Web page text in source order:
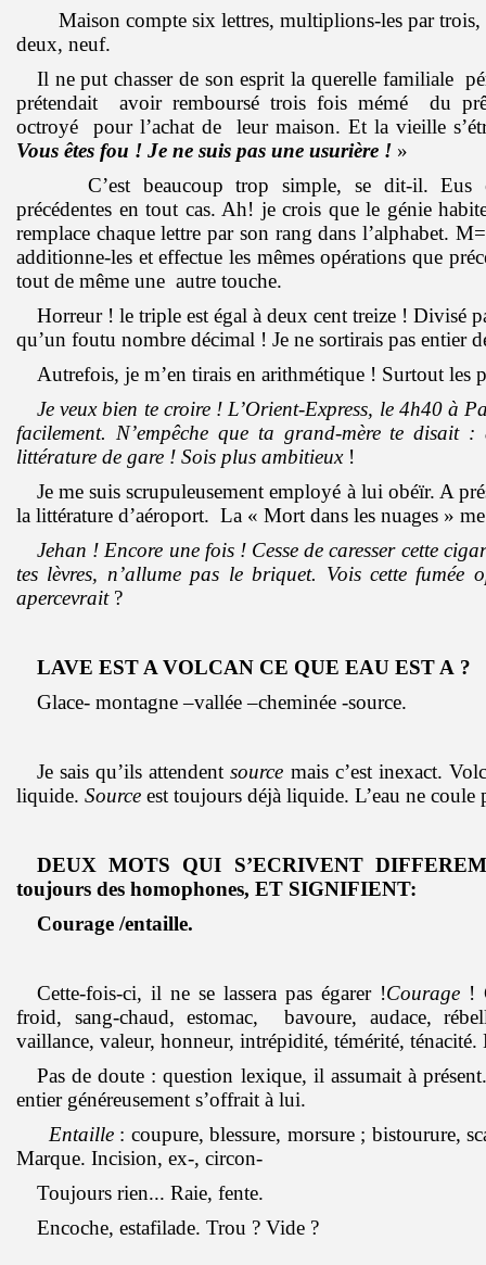
Maison compte six lettres, multiplions-les par
deux, neuf.
Il ne put chasser de son esprit la querelle familiale
prétendait avoir remboursé trois fois mémé du
octroyé pour l’achat de leur maison. Et la vieille
Vous êtes fou ! Je ne suis pas une usurière ! »
C’est beaucoup trop simple, se dit-il. Eus
précédentes en tout cas. Ah! je crois que le génie
remplace chaque lettre par son rang dans l’alphabet.
additionne-les et effectue les mêmes opérations que
tout de même une autre touche.
Horreur ! le triple est égal à deux cent treize ! Divisé
qu’un foutu nombre décimal ! Je ne sortirais pas entier
Autrefois, je m’en tirais en arithmétique ! Surtout les
Je veux bien te croire ! L’Orient-Express, le 4h40 à
facilement. N’empêche que ta grand-mère te disait :
littérature de gare ! Sois plus ambitieux!
Je me suis scrupuleusement employé à lui obéïr. A
la littérature d’aéroport. La « Mort dans les nuages »
Jehan ! Encore une fois ! Cesse de caresser cette
tes lèvres, n’allume pas le briquet. Vois cette fumée
apercevrait?
LAVE EST A VOLCAN CE QUE EAU EST A ?
Glace- montagne –vallée –cheminée -source.
Je sais qu’ils attendentsource mais c’est inexact.
liquide. Source est toujours déjà liquide. L’eau ne coule
DEUX MOTS QUI S’ECRIVENT
toujours des homophones, ET SIGNIFIENT:
Courage /entaille.
Cette-fois-ci, il ne se lassera pas égarer !Courage!
froid, sang-chaud, estomac, bavoure, audace,
vaillance, valeur, honneur, intrépidité, témérité, ténacité.
Pas de doute : question lexique, il assumait à
entier généreusement s’offrait à lui.
Entaille: coupure, blessure, morsure ; bistourure,
Marque. Incision, ex-, circon-
Toujours rien... Raie, fente.
Encoche, estafilade. Trou ? Vide ?